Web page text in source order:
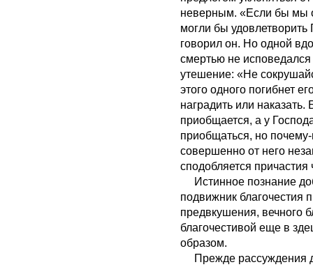
неверным. «Если бы мы
могли бы удовлетворить
говорил он. Но одной
смертью не
утешение: «Не
этого одного погибнет
наградить или наказать.
приобщается, а у
приобщаться, но
совершенно от него
сподобляется
Истинное познание
подвижник благочестия
предвкушения, вечного
благочестивой еще в
образом.
Прежде рассуждения